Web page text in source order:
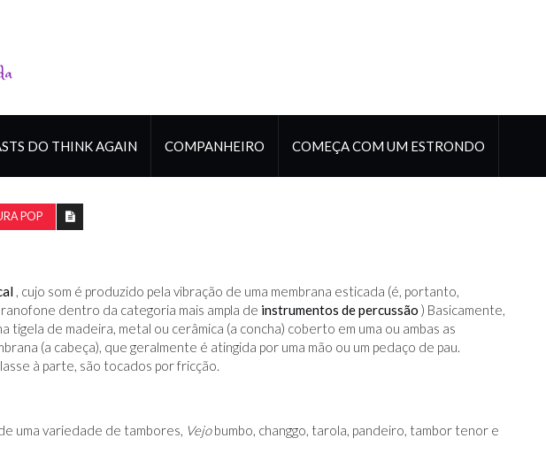
DO THINK AGAIN COMPANHEIRO COMEÇA COM UM ESTRONDO
POP
, cujo som é produzido pela vibração de uma membrana esticada (é, portanto,
dentro da categoria mais ampla de instrumentos de percussão ) Basicamente,
tigela de madeira, metal ou cerâmica (a concha) coberto em uma ou ambas as
(a cabeça), que geralmente é atingida por uma mão ou um pedaço de pau.
à parte, são tocados por fricção.
uma variedade de tambores, Vejobumbo, changgo, tarola, pandeiro, tambor tenor e